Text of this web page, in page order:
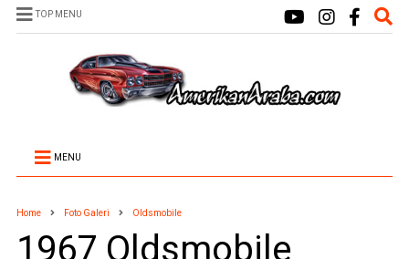
TOP MENU
MENU
Home Foto Galeri Oldsmobile
1967 Oldsmobile